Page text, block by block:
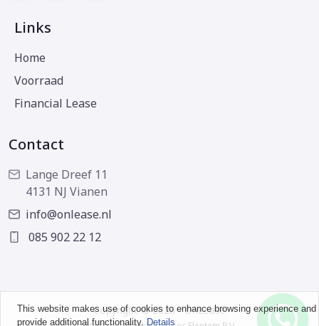
Links
Home
Voorraad
Financial Lease
Contact
Lange Dreef 11
4131 NJ Vianen
info@onlease.nl
085 902 22 12
Copyright © 2026 - OnLease
This website makes use of cookies to enhance browsing experience and
provide additional functionality. Details